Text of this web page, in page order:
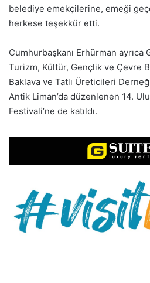
belediye emekçilerine, emeği
herkese teşekkür etti.
Cumhurbaşkanı Erhürman
Turizm, Kültür, Gençlik ve Çevre
Baklava ve Tatlı Üreticileri
Antik Liman’da düzenlenen 14.
Festivali’ne de katıldı.